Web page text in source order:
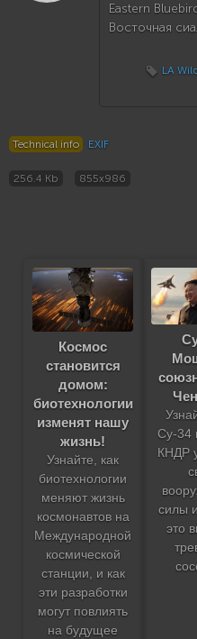
Eastern
Восточная
LA
Technical info EXIF
256.4 Kb 855x986
Космос
становится
домом:
биотехнологии
изменят нашу
жизнь!
Узнайте, как
биотехнологии
меняют жизнь
космонавтов на
Международной
космической
станции, и как
эти разработки
могут повлиять
на будущее
Су-34
КНДР
силы
это